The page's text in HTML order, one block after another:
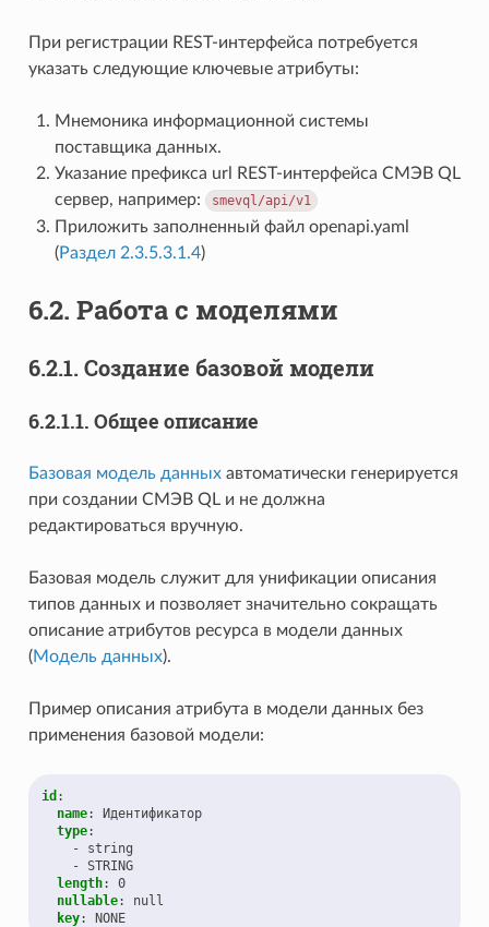
При регистрации REST-интерфейса потребуется
указать следующие ключевые атрибуты:
Мнемоника информационной системы
поставщика данных.
Указание префикса url REST-интерфейса СМЭВ QL
сервер, например:
smevql/api/v1
Приложить заполненный файл openapi.yaml
(Раздел 2.3.5.3.1.4)
6.2. Работа с моделями
6.2.1. Создание базовой модели
6.2.1.1. Общее описание
Базовая модель данныхавтоматически генерируется
при создании СМЭВ QL и не должна
редактироваться вручную.
Базовая модель служит для унификации описания
типов данных и позволяет значительно сокращать
описание атрибутов ресурса в модели данных
(Модель данных).
Пример описания атрибута в модели данных без
применения базовой модели:
id :
name:
Идентификатор
type:
-
string
- STRING
length:
0
nullable:
null
key: NONE